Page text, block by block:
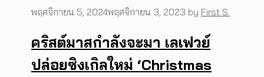
คริสต์มาสกำลังจะมา เลเฟวย์
ปล่อยซิงเกิลใหม่ ‘Christmas
พฤศจิกายน 5, 2024พฤศจิกายน 3, 2023 by First S.